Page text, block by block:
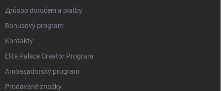
Způsob doručení a platby
Bonusový program
Kontakty
Elite Palace Creator Program
Ambasadorský program
Prodávané značky